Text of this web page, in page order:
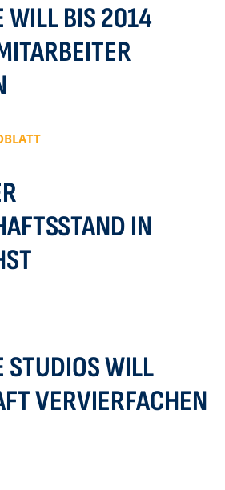
WILL BIS 2014
IN
STUDIOS WILL
VERVIERFACHEN